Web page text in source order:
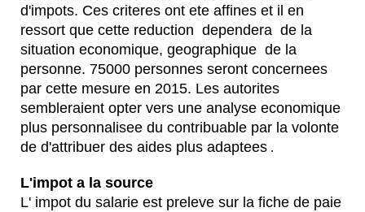
d'impots. Ces criteres ont ete affines et il en
ressort que cette reduction dependera de la
situation economique, geographique de la
personne. 75000 personnes seront concernees
par cette mesure en 2015. Les autorites
sembleraient opter vers une analyse economique
plus personnalisee du contribuable par la volonte
de d'attribuer des aides plus adaptees .
L'impot a la source
L' impot du salarie est preleve sur la fiche de paie